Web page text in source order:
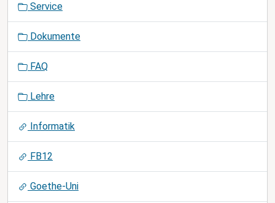
o
Service
Dokumente
FAQ
Lehre
Informatik
FB12
Goethe-Uni